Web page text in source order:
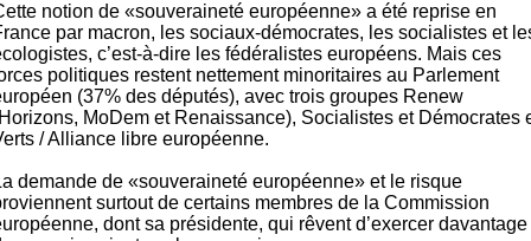
notion de «souveraineté européenne» a été reprise en
par macron, les sociaux-démocrates, les socialistes et
c’est-à-dire les fédéralistes européens. Mais ces
politiques restent nettement minoritaires au Parlement
(37% des députés), avec trois groupes Renew
MoDem et Renaissance), Socialistes et Démocrates
/ Alliance libre européenne.
demande de «souveraineté européenne» et le risque
surtout de certains membres de la Commission
dont sa présidente, qui rêvent d’exercer davantage